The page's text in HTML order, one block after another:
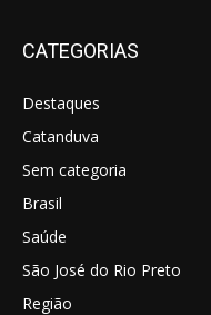
CATEGORIAS
Destaques
Catanduva
Sem categoria
Brasil
Saúde
São José do Rio Preto
Região